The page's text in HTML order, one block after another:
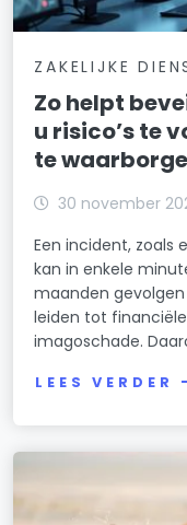
ZAKELIJKE
Zo helpt
u risico’s te
te
30 november
Een incident, zoals
kan in enkele
maanden
leiden tot
imagoschade.
LEES VERDER